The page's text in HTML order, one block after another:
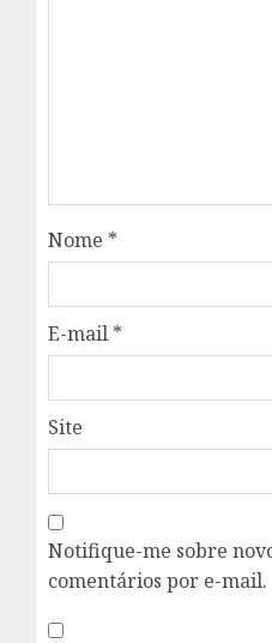
Nome *
E-mail *
Site
Notifique-me sobre
comentários por e-mail.